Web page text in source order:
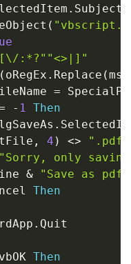
.
(
:*?""<>|]"
( oRegEx . Replace (
=
- 1
Then
.
, 4 ) <>
".pdf"
"Sorry, only
&
"Save as pdf
Then
.
Then